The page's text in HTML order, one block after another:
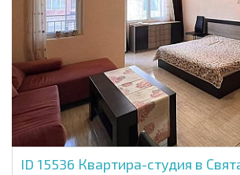
ID 15536 Квартира-студия в